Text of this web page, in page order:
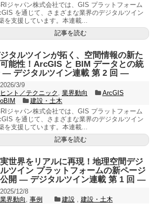
ジャパン株式会社では、GIS プラットフォーム
を通じて、さまざまな業界のデジタルツイン
を支援しています。本連載...
記事を読む
タルツインが拓く、空間情報の新た
能性！ArcGIS と BIM データとの統
― デジタルツイン連載 第 2 回 ―
2026/3/9
ヒント／テクニック
業界動向
ArcGIS
建設・土木
ジャパン株式会社では、GIS プラットフォーム
を通じて、さまざまな業界のデジタルツイン
を支援しています。本連載...
記事を読む
世界をリアルに再現！地理空間デジ
ツイン プラットフォームの新ページ
開 ― デジタルツイン連載 第 1 回 ―
2025/12/8
業界動向
事例 建設, 建設・土木